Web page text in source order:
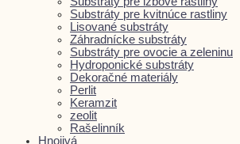
Substráty pre kvitnúce rastliny
Lisované substráty
Záhradnícke substráty
Substráty pre ovocie a zeleninu
Hydroponické substráty
Dekoračné materiály
Perlit
Keramzit
zeolit
Rašelinník
Hnojivá